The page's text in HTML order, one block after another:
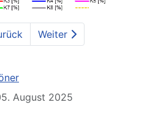
Weiter
August 2025